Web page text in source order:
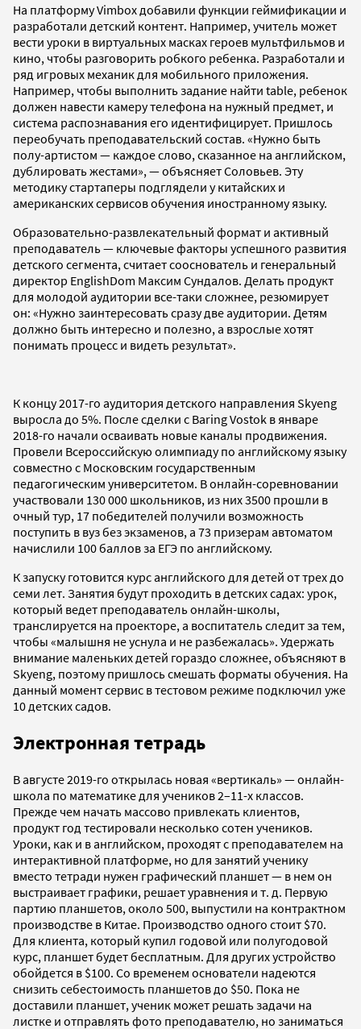
На платформу Vimbox добавили функции геймификации и
разработали детский контент. Например, учитель может
вести уроки в виртуальных масках героев мультфильмов и
кино, чтобы разговорить робкого ребенка. Разработали и
ряд игровых механик для мобильного приложения.
Например, чтобы выполнить задание найти table, ребенок
должен навести камеру телефона на нужный предмет, и
система распознавания его идентифицирует. Пришлось
переобучать преподавательский состав. «Нужно быть
полу-артистом — каждое слово, сказанное на английском,
дублировать жестами», — объясняет Соловьев. Эту
методику стартаперы подглядели у китайских и
американских сервисов обучения иностранному языку.
Образовательно-развлекательный формат и активный
преподаватель — ключевые факторы успешного развития
детского сегмента, считает сооснователь и генеральный
директор EnglishDom Максим Сундалов. Делать продукт
для молодой аудитории все-таки сложнее, резюмирует
он: «Нужно заинтересовать сразу две аудитории. Детям
должно быть интересно и полезно, а взрослые хотят
понимать процесс и видеть результат».
К концу 2017-го аудитория детского направления Skyeng
выросла до 5%. После сделки с Baring Vostok в январе
2018-го начали осваивать новые каналы продвижения.
Провели Всероссийскую олимпиаду по английскому языку
совместно с Московским государственным
педагогическим университетом. В онлайн-соревновании
участвовали 130 000 школьников, из них 3500 прошли в
очный тур, 17 победителей получили возможность
поступить в вуз без экзаменов, а 73 призерам автоматом
начислили 100 баллов за ЕГЭ по английскому.
К запуску готовится курс английского для детей от трех до
семи лет. Занятия будут проходить в детских садах: урок,
который ведет преподаватель онлайн-школы,
транслируется на проекторе, а воспитатель следит за тем,
чтобы «малышня не уснула и не разбежалась». Удержать
внимание маленьких детей гораздо сложнее, объясняют в
Skyeng, поэтому пришлось смешать форматы обучения. На
данный момент сервис в тестовом режиме подключил уже
10 детских садов.
Электронная тетрадь
В августе 2019-го открылась новая «вертикаль» — онлайн-
школа по математике для учеников 2–11-х классов.
Прежде чем начать массово привлекать клиентов,
продукт год тестировали несколько сотен учеников.
Уроки, как и в английском, проходят с преподавателем на
интерактивной платформе, но для занятий ученику
вместо тетради нужен графический планшет — в нем он
выстраивает графики, решает уравнения и т. д. Первую
партию планшетов, около 500, выпустили на контрактном
производстве в Китае. Производство одного стоит $70.
Для клиента, который купил годовой или полугодовой
курс, планшет будет бесплатным. Для других устройство
обойдется в $100. Со временем основатели надеются
снизить себестоимость планшетов до $50. Пока не
доставили планшет, ученик может решать задачи на
листке и отправлять фото преподавателю, но заниматься